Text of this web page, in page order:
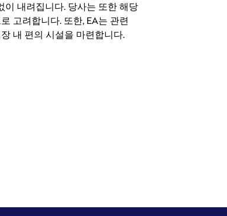
내려집니다. 당사는 또한 해당
고려합니다. 또한, EA는 관련
내 편의 시설을 마련합니다.